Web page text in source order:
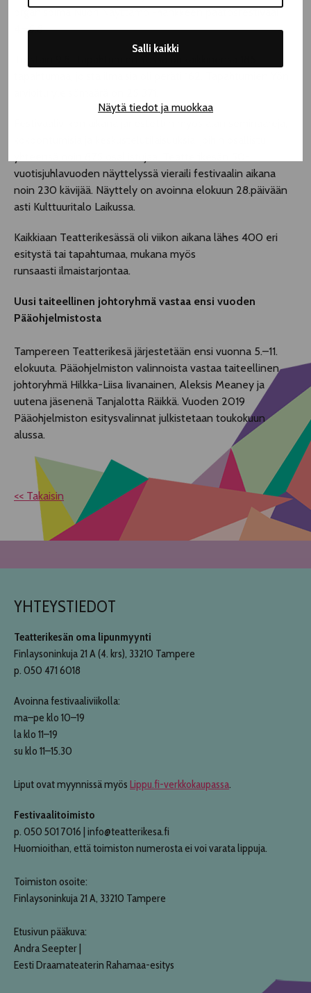
Salli kaikki
Näytä tiedot ja muokkaa
organisoima Nuori Näyttämö -hankkeen päätösfestivaali
4.–5.8.
vuotisjuhlavuoden näyttelyssä vieraili festivaalin aikana
noin 230 kävijää. Näyttely on avoinna elokuun 28.päivään
asti Kulttuuritalo Laikussa.
Kaikkiaan Teatterikesässä oli viikon aikana lähes 400 eri
esitystä tai tapahtumaa, mukana myös
runsaasti ilmaistarjontaa.
Uusi taiteellinen johtoryhmä vastaa ensi vuoden
Pääohjelmistosta
Tampereen Teatterikesä järjestetään ensi vuonna 5.–11.
elokuuta. Pääohjelmiston valinnoista vastaa taiteellinen
johtoryhmä Hilkka-Liisa Iivanainen, Aleksis Meaney ja
uutena jäsenenä Tanjalotta Räikkä. Vuoden 2019
Pääohjelmiston esitysvalinnat julkistetaan toukokuun
alussa.
<< Takaisin
YHTEYSTIEDOT
Teatterikesän oma lipunmyynti
Finlaysoninkuja 21 A (4. krs), 33210 Tampere
p. 050 471 6018
Avoinna festivaaliviikolla:
ma–pe klo 10–19
la klo 11–19
su klo 11–15.30
Liput ovat myynnissä myös Lippu.fi-verkkokaupassa.
Festivaalitoimisto
p. 050 501 7016 | info@teatterikesa.fi
Huomioithan, että toimiston numerosta ei voi varata lippuja.
Toimiston osoite:
Finlaysoninkuja 21 A, 33210 Tampere
Etusivun pääkuva:
Andra Seepter |
Eesti Draamateaterin Rahamaa-esitys